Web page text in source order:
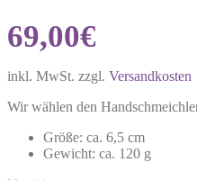
69,00€
inkl. MwSt. zzgl. Versandkosten
Wir wählen den
Größe: ca. 6,5 cm
Gewicht: ca. 120 g